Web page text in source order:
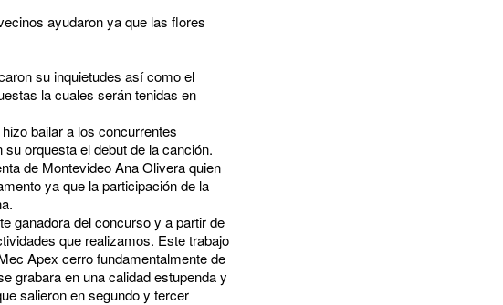
ayudaron ya que las flores
su inquietudes así como el
la cuales serán tenidas en
bailar a los concurrentes
orquesta el debut de la canción.
de Montevideo Ana Olivera quien
ya que la participación de la
ganadora del concurso y a partir de
que realizamos. Este trabajo
Apex cerro fundamentalmente de
grabara en una calidad estupenda y
salieron en segundo y tercer